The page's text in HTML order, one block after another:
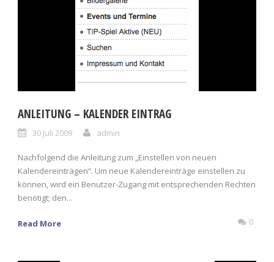
ANLEITUNG – KALENDER EINTRAG
30 Juli 2009 admin
Nachfolgend die Anleitung zum „Einstellen von neuen
Kalendereinträgen“. Um neue Kalendereinträge einstellen zu
können, wird ein Benutzer-Zugang mit entsprechenden Rechten
benötigt; den...
Read More 0